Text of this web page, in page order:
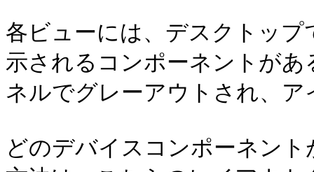
各ビューには、デスクトッ
示されるコンポーネントが
ネルでグレーアウトされ、
どのデバイスコンポーネン